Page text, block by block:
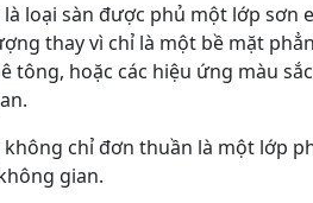
loại sàn được phủ một lớp sơn
thay vì chỉ là một bề mặt
tông, hoặc các hiệu ứng màu
không chỉ đơn thuần là một lớp
gian.